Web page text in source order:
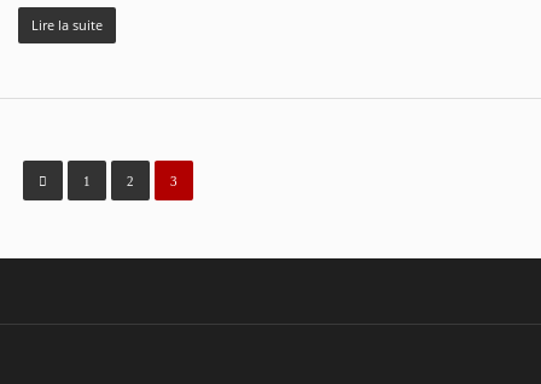
Lire la suite
1 2 3